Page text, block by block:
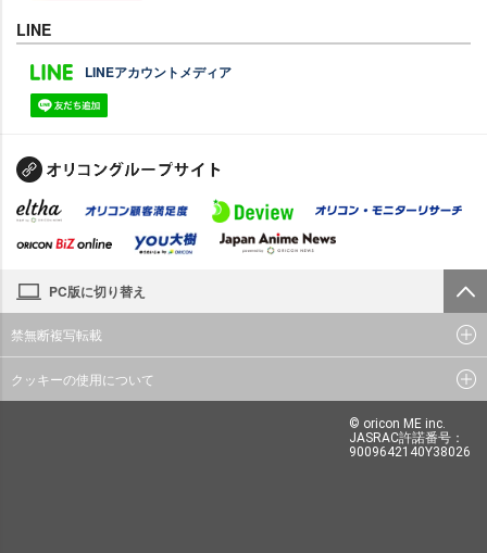
LINE
LINEアカウントメディア
PC版に切り替え
禁無断複写転載
クッキーの使用について
© oricon ME inc.
JASRAC許諾番号：
9009642140Y38026